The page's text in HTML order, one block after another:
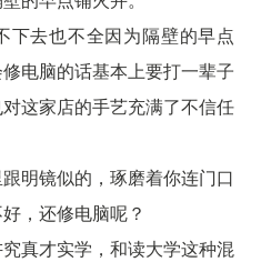
下去也不全因为隔壁的早点
电脑的话基本上要打一辈子
这家店的手艺充满了不信任
明镜似的，琢磨着你连门口
，还修电脑呢？
真才实学，和读大学这种混